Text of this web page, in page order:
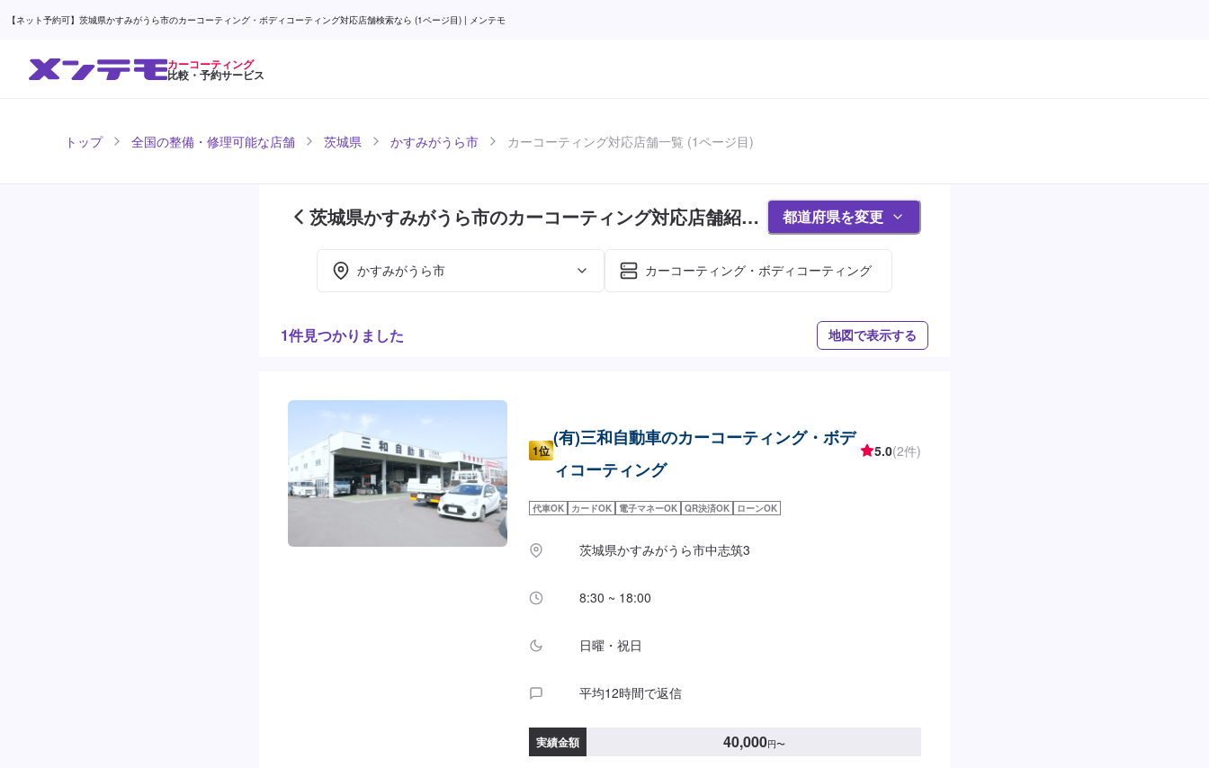
【ネット予約可】茨城県かすみがうら市のカーコーティング・ボディコーティング対応店舗検索なら (1ページ目) | メンテモ
カーコーティング
比較・予約サービス
トップ 全国の整備・修理可能な店舗 茨城県 かすみがうら市 カーコーティング対応店舗一覧 (1ページ目)
茨城県かすみがうら市のカーコーティング対応店舗紹介
(1ページ目)
都道府県を変更
かすみがうら市 カーコーティング・ボディコーティング
1件見つかりました 地図で表示する
1位
(有)三和自動車のカーコーティング・ボデ
ィコーティング
5.0(2件)
代車OK カードOK 電子マネーOK QR決済OK ローンOK
茨城県かすみがうら市中志筑3
8:30 ~ 18:00
日曜・祝日
平均12時間で返信
実績金額 40,000円〜